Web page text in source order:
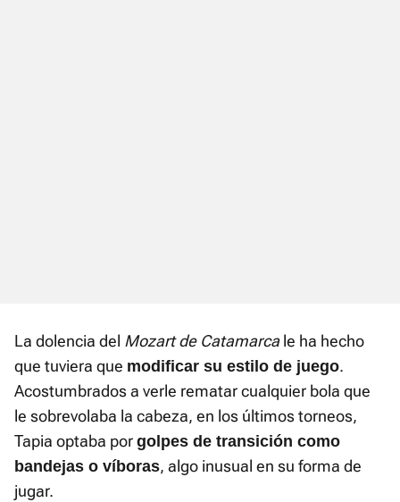
La dolencia del Mozart de Catamarcale ha hecho
que tuviera que modificar su estilo de juego.
Acostumbrados a verle rematar cualquier bola que
le sobrevolaba la cabeza, en los últimos torneos,
Tapia optaba por golpes de transición como
bandejas o víboras, algo inusual en su forma de
jugar.